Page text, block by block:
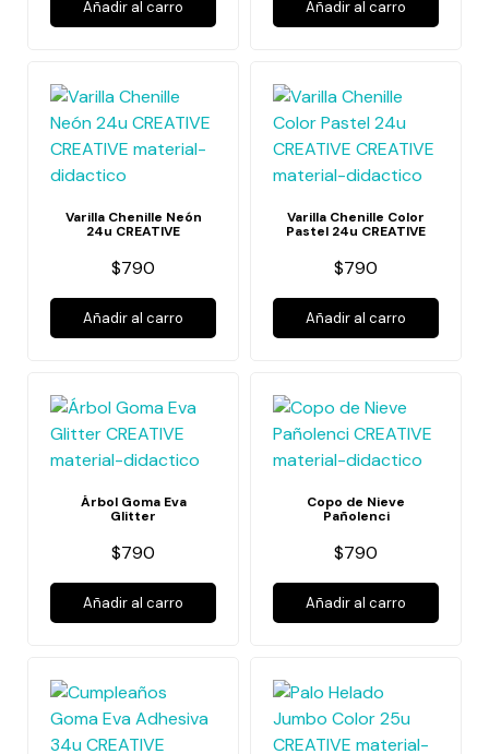
Añadir al carro Añadir al carro
Varilla Chenille Neón
24u CREATIVE
$790
Añadir al carro
Varilla Chenille Color
Pastel 24u CREATIVE
$790
Añadir al carro
Árbol Goma Eva
Glitter
$790
Añadir al carro
Copo de Nieve
Pañolenci
$790
Añadir al carro